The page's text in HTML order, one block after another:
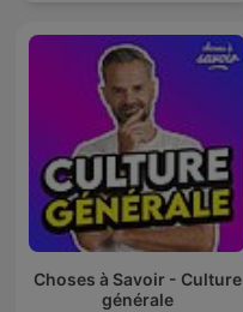
Choses à Savoir - Culture
générale